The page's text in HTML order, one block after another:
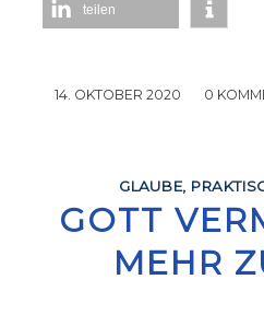
teilen
14. OKTOBER 2020
/ 0 /
GLAUBE,
GOTT
MEHR